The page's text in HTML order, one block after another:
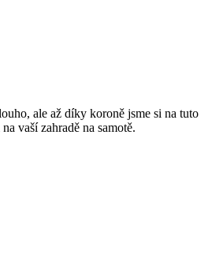
ale až díky koroně jsme si na tuto
vaší zahradě na samotě.